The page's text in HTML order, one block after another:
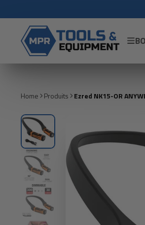
Home Produits Ezred NK15-OR